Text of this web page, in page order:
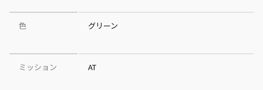
色 グリーン
ミッション AT